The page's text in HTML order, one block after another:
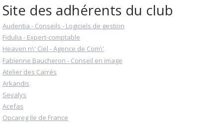
Site des adhérents du club
Audentia - Conseils - Logiciels de gestion
Fidulia - Expert-comptable
Heaven n\' Ciel - Agence de Com\'
Fabienne Baucheron - Conseil en image
Atelier des Carrés
Arkandis
Sevalys
Acefas
Opcareg Ile de France